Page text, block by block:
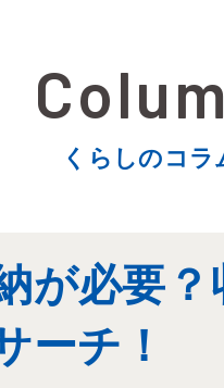
くらしのコラ
が必要
ーチ！